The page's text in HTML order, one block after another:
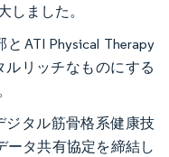
しました。
ATI Physical Therapy
リッチなものにする
ジタル筋骨格系健康技
ータ共有協定を締結し